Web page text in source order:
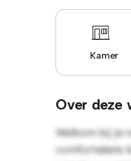
Kamer
Over deze
Welkom bij je
comfortabele